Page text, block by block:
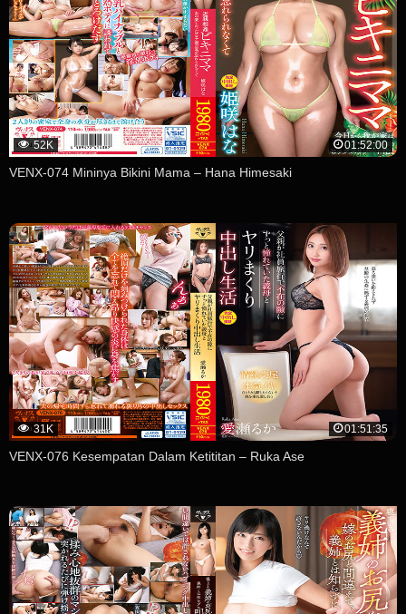
52K 01:52:00
VENX-074 Mininya Bikini Mama – Hana Himesaki
31K 01:51:35
VENX-076 Kesempatan Dalam Ketititan – Ruka Ase